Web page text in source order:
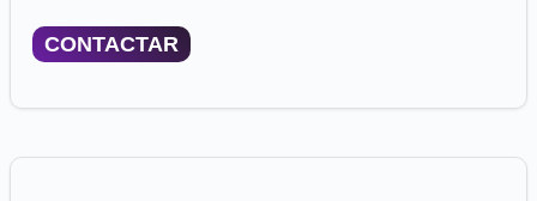
CONTACTAR